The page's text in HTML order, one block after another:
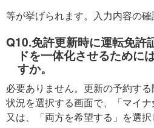
等が挙げられます。入力内容の確
Q10.免許更新時に運転免許
ドを一体化させるために
すか。
必要ありません。更新の予約す
状況を選択する画面で、「マイナ
又は、「両方を希望する」を選択